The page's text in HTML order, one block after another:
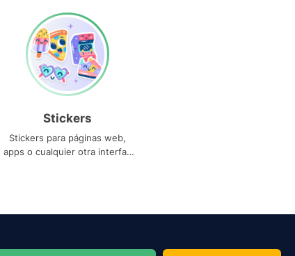
Stickers
Stickers para páginas web,
apps o cualquier otra interfaz